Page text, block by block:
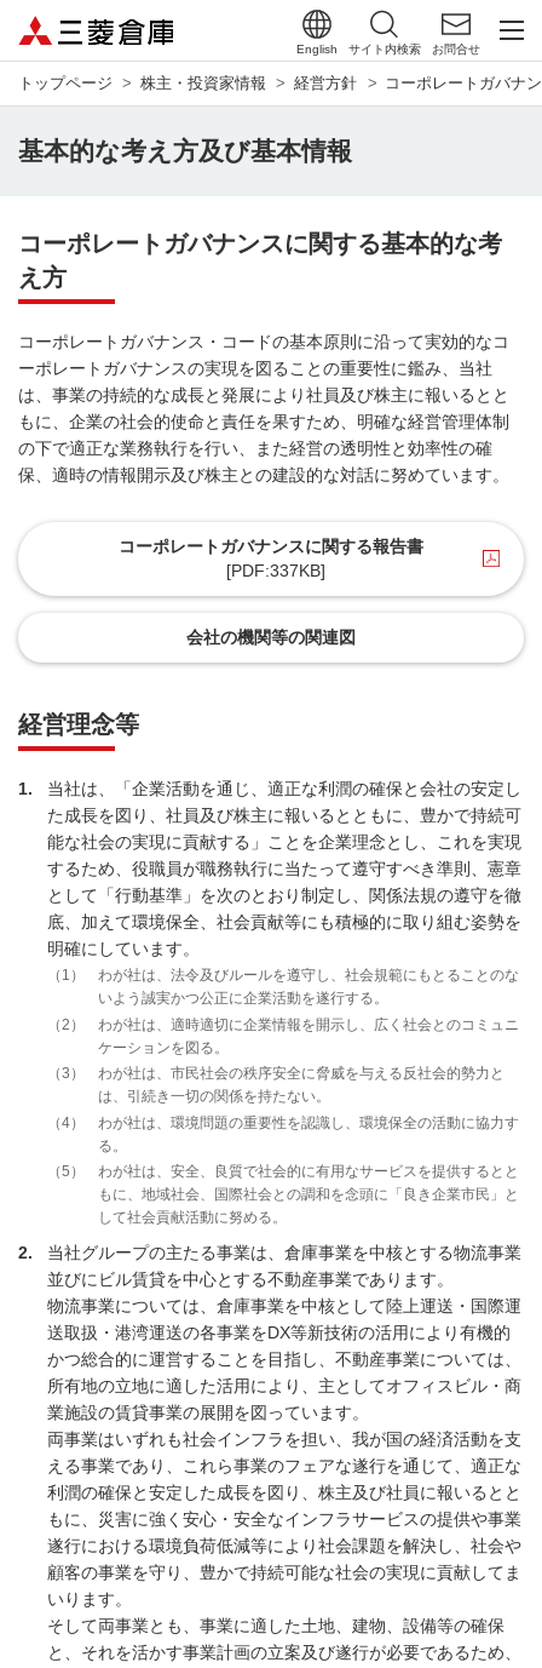
English サイト内検索 お問合せ
トップページ 株主・投資家情報 経営方針 コーポレートガバナ
基本的な考え方及び基本情報
コーポレートガバナンスに関する基本的な考
え方
コーポレートガバナンス・コードの基本原則に沿って実効的なコ
ーポレートガバナンスの実現を図ることの重要性に鑑み、当社
は、事業の持続的な成長と発展により社員及び株主に報いるとと
もに、企業の社会的使命と責任を果すため、明確な経営管理体制
の下で適正な業務執行を行い、また経営の透明性と効率性の確
保、適時の情報開示及び株主との建設的な対話に努めています。
コーポレートガバナンスに関する報告書
[PDF:337KB]
会社の機関等の関連図
経営理念等
1
当社は、「企業活動を通じ、適正な利潤の確保と会社の安定し
た成長を図り、社員及び株主に報いるとともに、豊かで持続可
能な社会の実現に貢献する」ことを企業理念とし、これを実現
するため、役職員が職務執行に当たって遵守すべき準則、憲章
として「行動基準」を次のとおり制定し、関係法規の遵守を徹
底、加えて環境保全、社会貢献等にも積極的に取り組む姿勢を
明確にしています。
1
わが社は、法令及びルールを遵守し、社会規範にもとることのな
いよう誠実かつ公正に企業活動を遂行する。
2
わが社は、適時適切に企業情報を開示し、広く社会とのコミュニ
ケーションを図る。
3
わが社は、市民社会の秩序安全に脅威を与える反社会的勢力と
は、引続き一切の関係を持たない。
4
わが社は、環境問題の重要性を認識し、環境保全の活動に協力す
る。
5
わが社は、安全、良質で社会的に有用なサービスを提供するとと
もに、地域社会、国際社会との調和を念頭に「良き企業市民」と
して社会貢献活動に努める。
2
当社グループの主たる事業は、倉庫事業を中核とする物流事業
並びにビル賃貸を中心とする不動産事業であります。
物流事業については、倉庫事業を中核として陸上運送・国際運
送取扱・港湾運送の各事業をDX等新技術の活用により有機的
かつ総合的に運営することを目指し、不動産事業については、
所有地の立地に適した活用により、主としてオフィスビル・商
業施設の賃貸事業の展開を図っています。
両事業はいずれも社会インフラを担い、我が国の経済活動を支
える事業であり、これら事業のフェアな遂行を通じて、適正な
利潤の確保と安定した成長を図り、株主及び社員に報いるとと
もに、災害に強く安心・安全なインフラサービスの提供や事業
遂行における環境負荷低減等により社会課題を解決し、社会や
顧客の事業を守り、豊かで持続可能な社会の実現に貢献してま
いります。
そして両事業とも、事業に適した土地、建物、設備等の確保
と、それを活かす事業計画の立案及び遂行が必要であるため、